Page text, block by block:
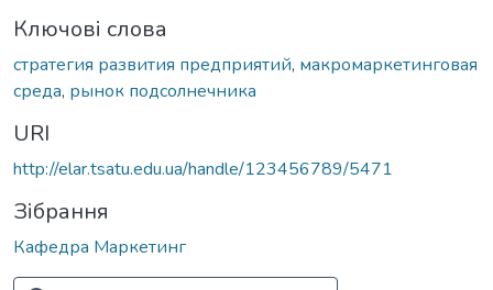
Ключові слова
стратегия развития предприятий, макромаркетинговая
среда, рынок подсолнечника
URI
http://elar.tsatu.edu.ua/handle/123456789/5471
Зібрання
Кафедра Маркетинг